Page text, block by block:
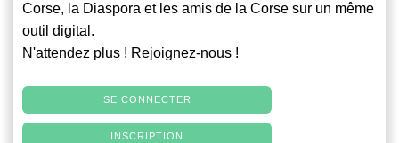
Corse, la Diaspora et les amis de la Corse sur un même
outil digital.
N'attendez plus ! Rejoignez-nous !
SE CONNECTER
INSCRIPTION